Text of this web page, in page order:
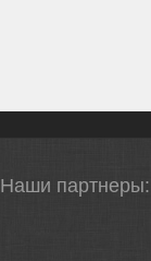
Наши партнеры: